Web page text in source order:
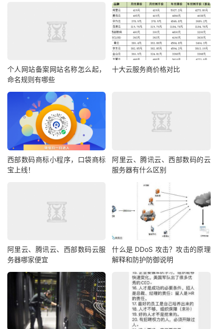
个人网站备案网站名称怎么起，
命名规则有哪些
十大云服务商价格对比
西部数码商标小程序，口袋商标
宝上线！
阿里云、腾讯云、西部数码的云
服务器有什么区别
阿里云、腾讯云、西部数码云服
务器哪家便宜
什么是 DDoS 攻击？攻击的原理
解释和防护防御说明